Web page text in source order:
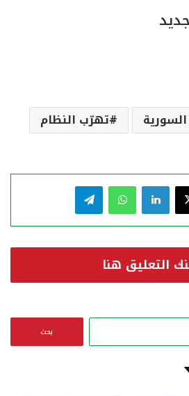
تهرّب النظام
لينكدإن واتساب
التعليق هنا